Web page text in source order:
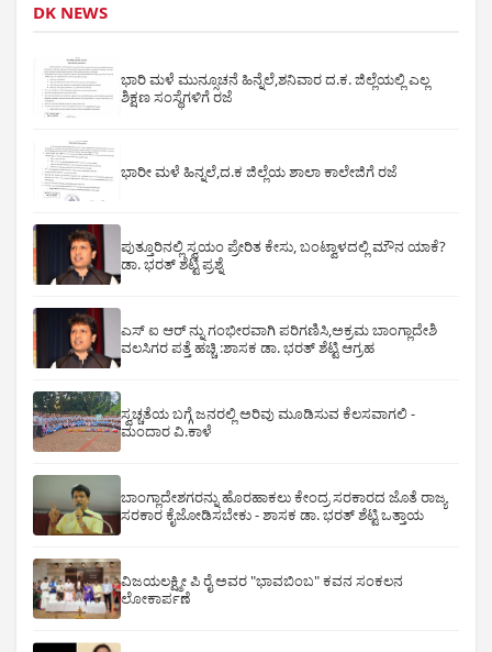
DK NEWS
ಭಾರಿ ಮಳೆ ಮುನ್ಸೂಚನೆ ಹಿನ್ನೆಲೆ,ಶನಿವಾರ ದ.ಕ. ಜಿಲ್ಲೆಯಲ್ಲಿ ಎಲ್ಲ
ಶಿಕ್ಷಣ ಸಂಸ್ಥೆಗಳಿಗೆ ರಜೆ
ಭಾರೀ ಮಳೆ ಹಿನ್ನಲೆ,ದ.ಕ ಜಿಲ್ಲೆಯ ಶಾಲಾ ಕಾಲೇಜಿಗೆ ರಜೆ
ಪುತ್ತೂರಿನಲ್ಲಿ ಸ್ವಯಂ ಪ್ರೇರಿತ ಕೇಸು, ಬಂಟ್ವಾಳದಲ್ಲಿ ಮೌನ ಯಾಕೆ?
ಡಾ. ಭರತ್ ಶೆಟ್ಟಿ ಪ್ರಶ್ನೆ
ಎಸ್ ಐ ಆರ್ ನ್ನು ಗಂಭೀರವಾಗಿ ಪರಿಗಣಿಸಿ,ಅಕ್ರಮ ಬಾಂಗ್ಲಾದೇಶಿ
ವಲಸಿಗರ ಪತ್ತೆ ಹಚ್ಚಿ :ಶಾಸಕ ಡಾ. ಭರತ್ ಶೆಟ್ಟಿ ಆಗ್ರಹ
ಸ್ವಚ್ಚತೆಯ ಬಗ್ಗೆ ಜನರಲ್ಲಿ ಅರಿವು ಮೂಡಿಸುವ ಕೆಲಸವಾಗಲಿ -
ಮಂದಾರ ವಿ.ಕಾಳೆ
ಬಾಂಗ್ಲಾದೇಶಗರನ್ನು ಹೊರಹಾಕಲು ಕೇಂದ್ರ ಸರಕಾರದ ಜೊತೆ ರಾಜ್ಯ
ಸರಕಾರ ಕೈಜೋಡಿಸಬೇಕು - ಶಾಸಕ ಡಾ. ಭರತ್ ಶೆಟ್ಟಿ ಒತ್ತಾಯ
ವಿಜಯಲಕ್ಷ್ಮೀ ಪಿ ರೈ ಅವರ "ಭಾವಬಿಂಬ" ಕವನ ಸಂಕಲನ
ಲೋಕಾರ್ಪಣೆ